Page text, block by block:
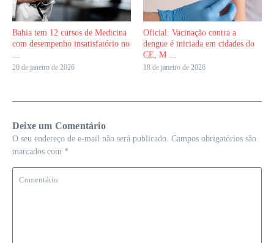
Bahia tem 12 cursos de Medicina
com desempenho insatisfatório no
...
20 de janeiro de 2026
Oficial: Vacinação contra a
dengue é iniciada em cidades do
CE, M ...
18 de janeiro de 2026
Deixe um Comentário
O seu endereço de e-mail não será publicado. Campos obrigatórios são
marcados com *